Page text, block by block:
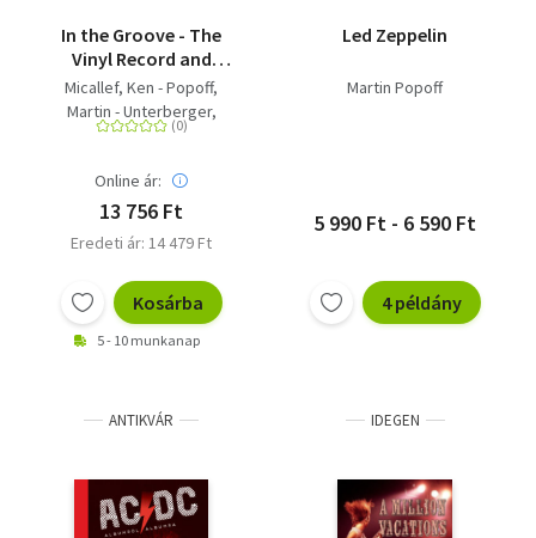
In the Groove - The
Vinyl Record and
Turntable Revolution
Micallef, Ken - Popoff,
Martin - Unterberger,
Richie - Anniss, Matt - Gaar,
Online ár:
13 756 Ft
Eredeti ár: 14 479 Ft
Kosárba
5 - 10 munkanap
Led Zeppelin
Martin Popoff
5 990 Ft - 6 590 Ft
4 példány
ANTIKVÁR IDEGEN